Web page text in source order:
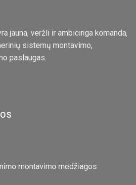
jauna, veržli ir ambicinga komanda,
sistemų montavimo,
paslaugas.
montavimo medžiagos